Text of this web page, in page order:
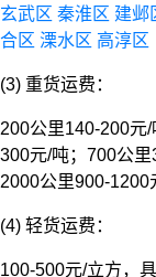
玄武区 秦淮区 建邺
合区 溧水区 高淳区
(3) 重货运费：
200公里140-200元
300元/吨；700公里
2000公里900-1200
(4) 轻货运费：
100-500元/立方，